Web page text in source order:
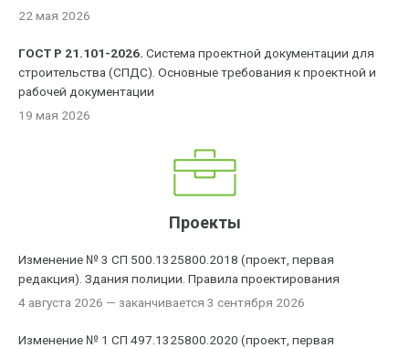
22 мая 2026
ГОСТ Р 21.101-2026. Система проектной документации для
строительства (СПДС). Основные требования к проектной и
рабочей документации
19 мая 2026
Проекты
Изменение № 3 СП 500.1325800.2018 (проект, первая
редакция). Здания полиции. Правила проектирования
4 августа 2026 — заканчивается 3 сентября 2026
Изменение № 1 СП 497.1325800.2020 (проект, первая